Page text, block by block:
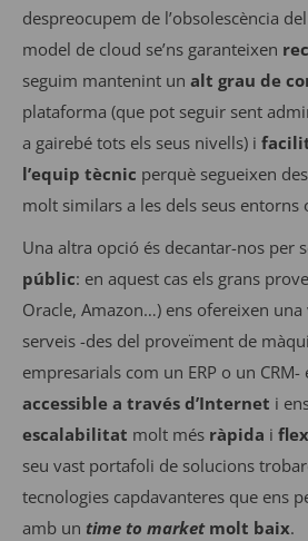
despreocupem de l’obsolescència
model de cloud se’ns garanteixen
seguim mantenint un alt grau de
plataforma (que pot seguir sent
a gairebé tots els seus nivells) i
l’equip tècnic perquè segueixen
molt similars a les dels seus entorns
Una altra opció és decantar-nos per
públic: en aquest cas els grans
Oracle, Amazon…) ens ofereixen
serveis -des del proveïment de
empresarials com un ERP o un
accessible a través d’Internet i
escalabilitat molt més ràpida i
seu vast portafoli de solucions
tecnologies capdavanteres que ens
amb un time to market molt baix.